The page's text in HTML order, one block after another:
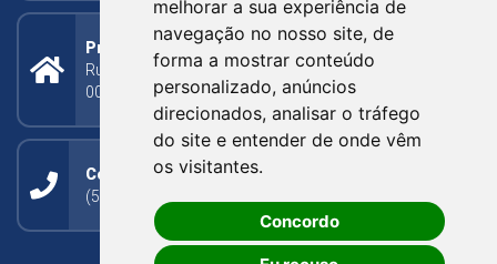
melhorar a sua experiência de
navegação no nosso site, de
forma a mostrar conteúdo
personalizado, anúncios
direcionados, analisar o tráfego
do site e entender de onde vêm
os visitantes.
Concordo
Prefeitura Municipal
Rua Silva Jardim, 505 - Bairro Centro - CEP: 95340-
000
Contato
(54) 3273-1649 ou (54) 3273-1150